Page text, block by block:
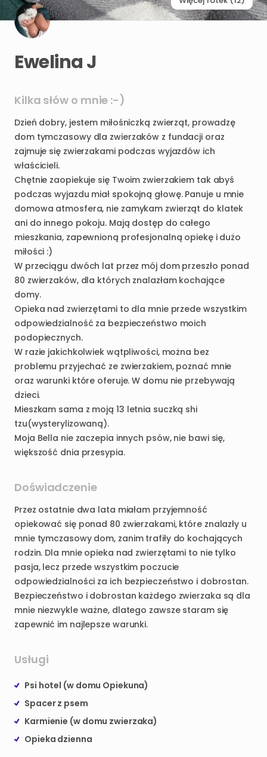
Ewelina J
Kilka słów o mnie :-)
Dzień dobry​,​ jestem miłośniczką zwierząt​,​ prowadzę
dom tymczasowy dla zwierzaków z fundacji oraz
zajmuje się zwierzakami podczas wyjazdów ich
właścicieli.
Chętnie zaopiekuje się Twoim zwierzakiem tak abyś
podczas wyjazdu miał spokojną głowę. Panuje u mnie
domowa atmosfera​,​ nie zamykam zwierząt do klatek
ani do innego pokoju. Mają dostęp do całego
mieszkania​,​ zapewnioną profesjonalną opiekę i dużo
miłości :)
W przeciągu dwóch lat przez mój dom przeszło ponad
80 zwierzaków​,​ dla których znalazłam kochające
domy.
Opieka nad zwierzętami to dla mnie przede wszystkim
odpowiedzialność za bezpieczeństwo moich
podopiecznych.
W razie jakichkolwiek wątpliwości​,​ można bez
problemu przyjechać ze zwierzakiem​,​ poznać mnie
oraz warunki które oferuje. W domu nie przebywają
dzieci.
Mieszkam sama z moją 13 letnia suczką shi
tzu(wysterylizowaną).
Moja Bella nie zaczepia innych psów​,​ nie bawi się​,​
większość dnia przesypia.
Doświadczenie
Przez ostatnie dwa lata miałam przyjemność
opiekować się ponad 80 zwierzakami​,​ które znalazły u
mnie tymczasowy dom​,​ zanim trafiły do kochających
rodzin. Dla mnie opieka nad zwierzętami to nie tylko
pasja​,​ lecz przede wszystkim poczucie
odpowiedzialności za ich bezpieczeństwo i dobrostan.
Bezpieczeństwo i dobrostan każdego zwierzaka są dla
mnie niezwykle ważne​,​ dlatego zawsze staram się
zapewnić im najlepsze warunki.
Usługi
Psi hotel (w domu Opiekuna)
Spacer z psem
Karmienie (w domu zwierzaka)
Opieka dzienna